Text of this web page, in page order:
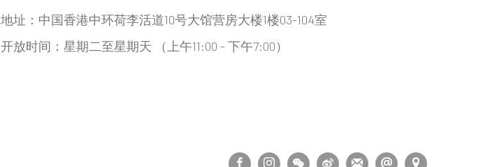
地址：中国香港中环荷李活道10号大馆营房大楼1楼03-104室
开放时间：星期二至星期天 （上午11:00 - 下午7:00）